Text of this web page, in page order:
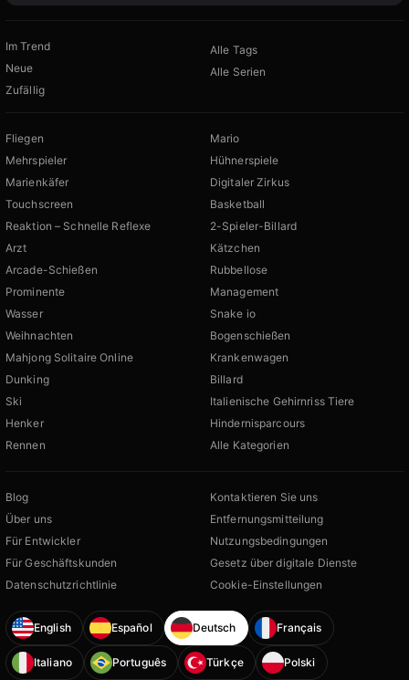
Im Trend
Neue
Zufällig
Alle Tags
Alle Serien
Fliegen
Mehrspieler
Marienkäfer
Touchscreen
Reaktion – Schnelle Reflexe
Arzt
Arcade-Schießen
Prominente
Wasser
Weihnachten
Mahjong Solitaire Online
Dunking
Ski
Henker
Rennen
Mario
Hühnerspiele
Digitaler Zirkus
Basketball
2-Spieler-Billard
Kätzchen
Rubbellose
Management
Snake io
Bogenschießen
Krankenwagen
Billard
Italienische Gehirnriss Tiere
Hindernisparcours
Alle Kategorien
Blog
Über uns
Für Entwickler
Für Geschäftskunden
Datenschutzrichtlinie
Kontaktieren Sie uns
Entfernungsmitteilung
Nutzungsbedingungen
Gesetz über digitale Dienste
Cookie-Einstellungen
English Español Deutsch Français
Italiano Português Türkçe Polski